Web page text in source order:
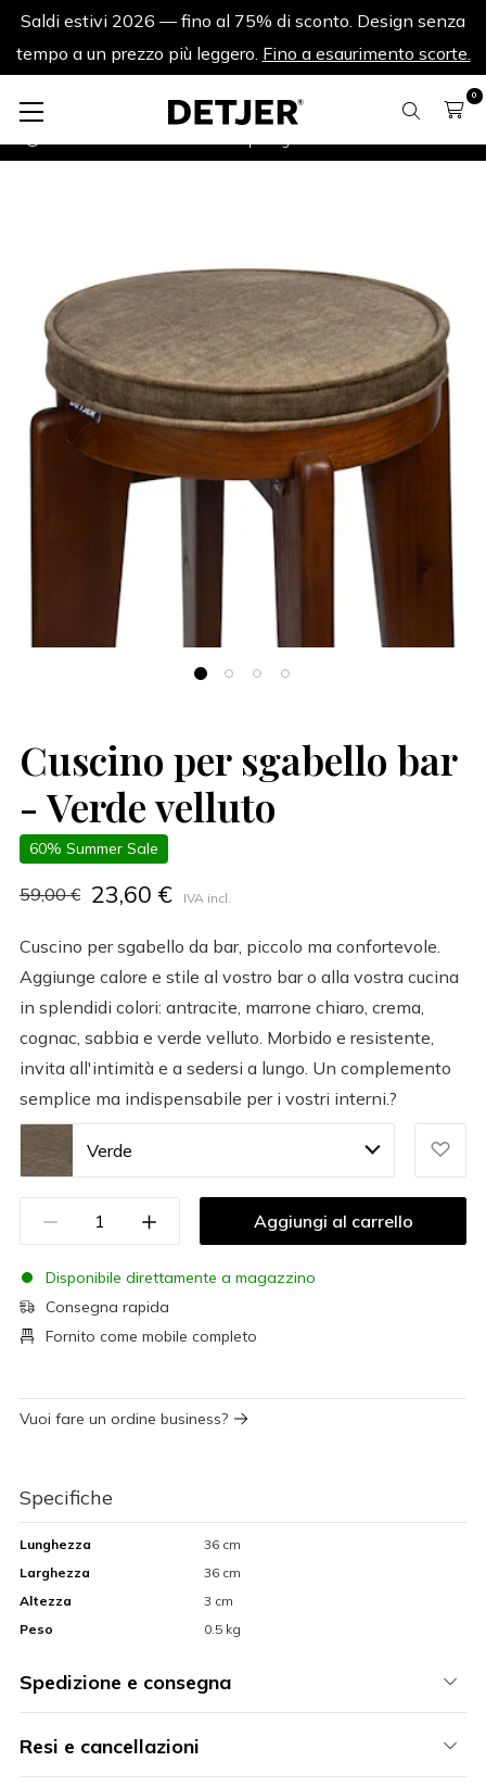
Saldi estivi 2026 — fino al 75% di sconto. Design senza
tempo a un prezzo più leggero. Fino a esaurimento scorte.
0
Cuscino per sgabello bar
- Verde velluto
60% Summer Sale
59,00 € 23,60 € IVA incl.
Cuscino per sgabello da bar, piccolo ma confortevole.
Aggiunge calore e stile al vostro bar o alla vostra cucina
in splendidi colori: antracite, marrone chiaro, crema,
cognac, sabbia e verde velluto. Morbido e resistente,
invita all'intimità e a sedersi a lungo. Un complemento
semplice ma indispensabile per i vostri interni.?
Verde
Aggiungi al carrello
Disponibile direttamente a magazzino
Consegna rapida
Fornito come mobile completo
Vuoi fare un ordine business?
Specifiche
Lunghezza
36 cm
Larghezza
36 cm
Altezza
3 cm
Peso
0.5 kg
Spedizione e consegna
Resi e cancellazioni